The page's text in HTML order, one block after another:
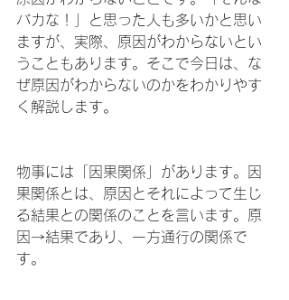
バカな！」と思った人も多いかと思い
ますが、実際、原因がわからないとい
うこともあります。そこで今日は、な
ぜ原因がわからないのかをわかりやす
く解説します。
物事には「因果関係」があります。因
果関係とは、原因とそれによって生じ
る結果との関係のことを言います。原
因→結果であり、一方通行の関係で
す。